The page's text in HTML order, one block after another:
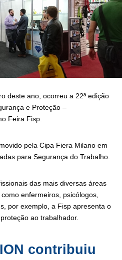
deste ano, ocorreu a 22ª edição
e Proteção –
Feira Fisp.
pela Cipa Fiera Milano em
para Segurança do Trabalho.
das mais diversas áreas
enfermeiros, psicólogos,
por exemplo, a Fisp apresenta o
ao trabalhador.
contribuiu